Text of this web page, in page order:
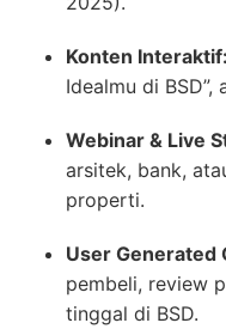
Konten Interaktif:
Idealmu di
Webinar & Live
arsitek, bank,
properti.
User Generated
pembeli, review
tinggal di BSD.